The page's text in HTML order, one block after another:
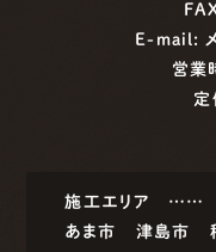
E-mail:
営
定
施工エリア ……
あま市
津島市